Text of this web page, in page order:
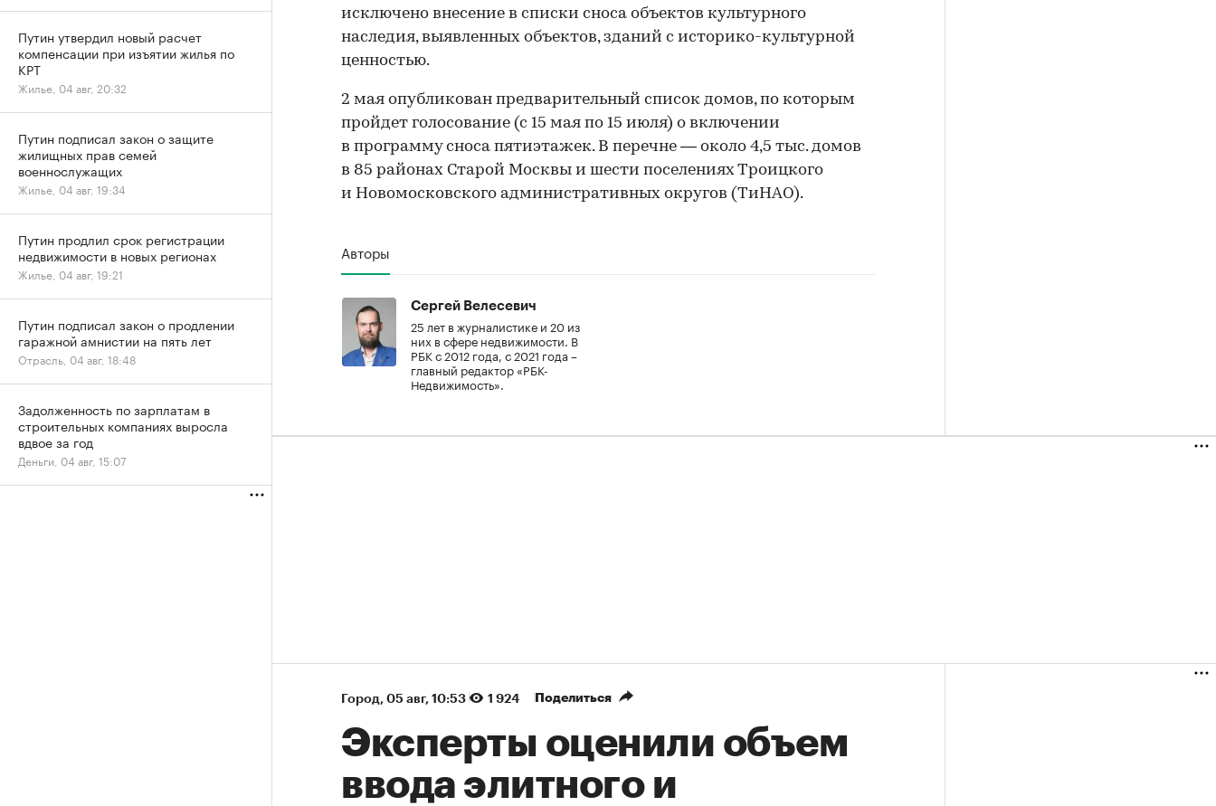
00:00 / 00:00
исключено внесение в списки сноса объектов культурного
наследия, выявленных объектов, зданий с историко-культурной
ценностью.
2 мая опубликован предварительный список домов, по которым
пройдет голосование (с 15 мая по 15 июля) о включении
в программу сноса пятиэтажек. В перечне — около 4,5 тыс. домов
в 85 районах Старой Москвы и шести поселениях Троицкого
и Новомосковского административных округов (ТиНАО).
Авторы
Сергей Велесевич
25 лет в журналистике и 20 из
них в сфере недвижимости. В
РБК с 2012 года, с 2021 года –
главный редактор «РБК-
Недвижимость».
Город⁠, 05 авг, 10:53 1 924 Поделиться
Эксперты оценили объем
ввода элитного и
Путин утвердил новый расчет
компенсации при изъятии жилья по
КРТ
Жилье, 04 авг, 20:32
Путин подписал закон о защите
жилищных прав семей
военнослужащих
Жилье, 04 авг, 19:34
Путин продлил срок регистрации
недвижимости в новых регионах
Жилье, 04 авг, 19:21
Путин подписал закон о продлении
гаражной амнистии на пять лет
Отрасль, 04 авг, 18:48
Задолженность по зарплатам в
строительных компаниях выросла
вдвое за год
Деньги, 04 авг, 15:07